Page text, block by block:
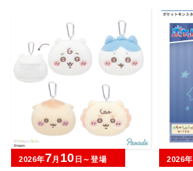
2026年7月 10 日～登場 2026年